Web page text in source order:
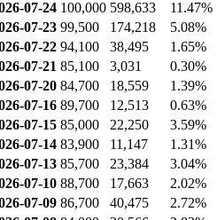
07-24 100,000 598,633
11.47%
07-23 99,500 174,218
5.08%
07-22 94,100 38,495
1.65%
07-21 85,100 3,031
0.30%
07-20 84,700 18,559
1.39%
07-16 89,700 12,513
0.63%
07-15 85,000 22,250
3.59%
07-14 83,900 11,147
1.31%
07-13 85,700 23,384
3.04%
07-10 88,700 17,663
2.02%
07-09 86,700 40,475
2.72%